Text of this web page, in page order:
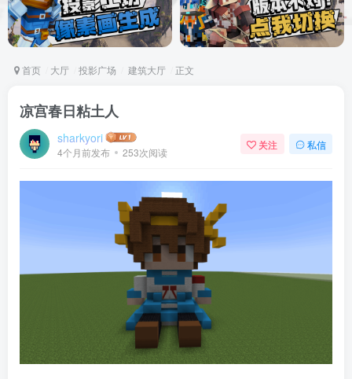
首页 大厅 投影广场 建筑大厅 正文
凉宫春日粘土人
sharkyori
4个月前发布 253次阅读
关注 私信